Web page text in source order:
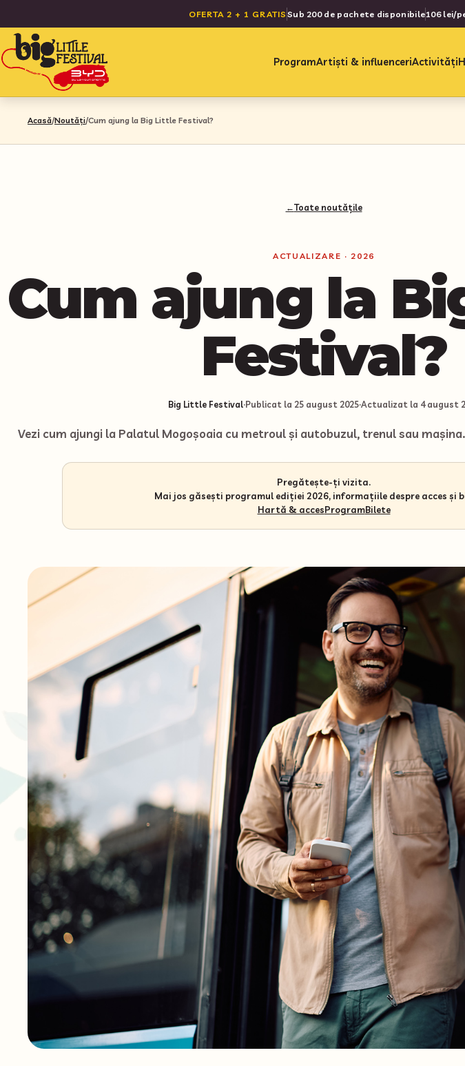
OFERTA 2 + 1 GRATIS Sub 200 de pachete disponibile106 lei/
ProgramArtiști & influenceriActivități
Acasă/Noutăți/Cum ajung la Big Little Festival?
←Toate noutățile
ACTUALIZARE · 2026
Cum ajung la
Festival?
Big Little Festival·Publicat la 25 august 2025·Actualizat la 4 august
Vezi cum ajungi la Palatul Mogoșoaia cu metroul și autobuzul, trenul sau mașina.
Pregătește-ți vizita.
Mai jos găsești programul ediției 2026, informațiile despre acces și
Hartă & accesProgramBilete